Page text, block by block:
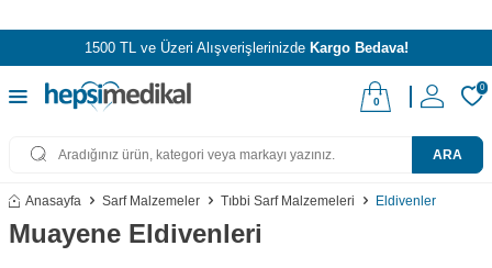
1500 TL ve Üzeri Alışverişlerinizde Kargo Bedava!
ARA
0
0
Anasayfa Sarf Malzemeler Tıbbi Sarf Malzemeleri Eldivenler
Muayene Eldivenleri